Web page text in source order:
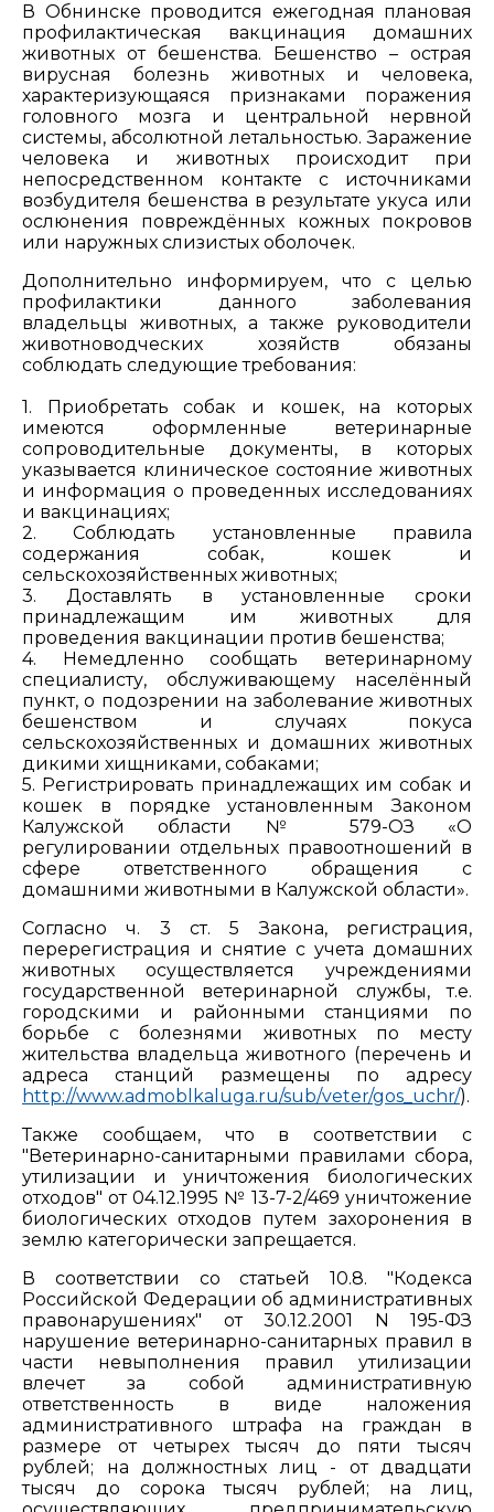
В Обнинске проводится ежегодная плановая
профилактическая вакцинация домашних
животных от бешенства. Бешенство – острая
вирусная болезнь животных и человека,
характеризующаяся признаками поражения
головного мозга и центральной нервной
системы, абсолютной летальностью. Заражение
человека и животных происходит при
непосредственном контакте с источниками
возбудителя бешенства в результате укуса или
ослюнения повреждённых кожных покровов
или наружных слизистых оболочек.
Дополнительно информируем, что с целью
профилактики данного заболевания
владельцы животных, а также руководители
животноводческих хозяйств обязаны
соблюдать следующие требования:
1. Приобретать собак и кошек, на которых
имеются оформленные ветеринарные
сопроводительные документы, в которых
указывается клиническое состояние животных
и информация о проведенных исследованиях
и вакцинациях;
2. Соблюдать установленные правила
содержания собак, кошек и
сельскохозяйственных животных;
3. Доставлять в установленные сроки
принадлежащим им животных для
проведения вакцинации против бешенства;
4. Немедленно сообщать ветеринарному
специалисту, обслуживающему населённый
пункт, о подозрении на заболевание животных
бешенством и случаях покуса
сельскохозяйственных и домашних животных
дикими хищниками, собаками;
5. Регистрировать принадлежащих им собак и
кошек в порядке установленным Законом
Калужской области № 579-ОЗ «О
регулировании отдельных правоотношений в
сфере ответственного обращения с
домашними животными в Калужской области».
Согласно ч. 3 ст. 5 Закона, регистрация,
перерегистрация и снятие с учета домашних
животных осуществляется учреждениями
государственной ветеринарной службы, т.е.
городскими и районными станциями по
борьбе с болезнями животных по месту
жительства владельца животного (перечень и
адреса станций размещены по адресу
http://www.admoblkaluga.ru/sub/veter/gos_uchr/).
Также сообщаем, что в соответствии с
"Ветеринарно-санитарными правилами сбора,
утилизации и уничтожения биологических
отходов" от 04.12.1995 № 13-7-2/469 уничтожение
биологических отходов путем захоронения в
землю категорически запрещается.
В соответствии со статьей 10.8. "Кодекса
Российской Федерации об административных
правонарушениях" от 30.12.2001 N 195-ФЗ
нарушение ветеринарно-санитарных правил в
части невыполнения правил утилизации
влечет за собой административную
ответственность в виде наложения
административного штрафа на граждан в
размере от четырех тысяч до пяти тысяч
рублей; на должностных лиц - от двадцати
тысяч до сорока тысяч рублей; на лиц,